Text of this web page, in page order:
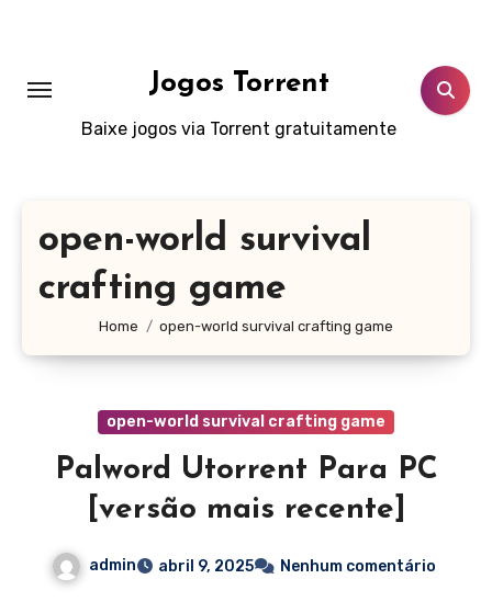
Jogos Torrent
Baixe jogos via Torrent gratuitamente
open-world survival
crafting game
Home open-world survival crafting game
open-world survival crafting game
Palword Utorrent Para PC
[versão mais recente]
admin abril 9, 2025 Nenhum comentário